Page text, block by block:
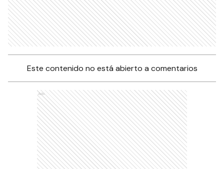
Este contenido no está abierto a comentarios
Ads